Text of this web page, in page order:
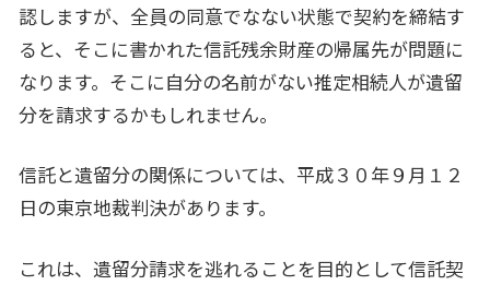
認しますが、全員の同意でなない状態で契約を締結す
ると、そこに書かれた信託残余財産の帰属先が問題に
なります。そこに自分の名前がない推定相続人が遺留
分を請求するかもしれません。
信託と遺留分の関係については、平成３０年９月１２
日の東京地裁判決があります。
これは、遺留分請求を逃れることを目的として信託契